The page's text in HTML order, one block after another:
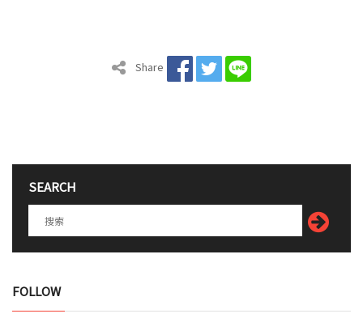
Share
SEARCH
FOLLOW